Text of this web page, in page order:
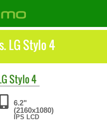
LG Stylo 4
Stylo 4
6.2"
(2160x1080)
IPS LCD